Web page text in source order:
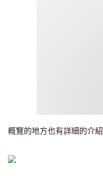
概覽的地方也有詳細的介紹